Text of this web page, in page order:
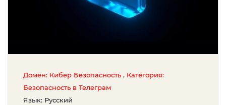
Домен: Кибер Безопасность , Категория:
Безопасность в Телеграм
Язык: Русский